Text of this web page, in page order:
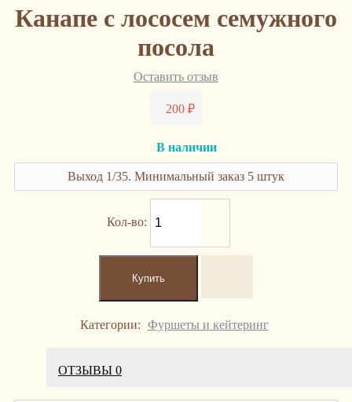
Канапе с лососем семужного
посола
Оставить отзыв
200 ₽
В наличии
Выход 1/35. Минимальный заказ 5 штук
Кол-во:
Категории: Фуршеты и кейтеринг
ОТЗЫВЫ 0